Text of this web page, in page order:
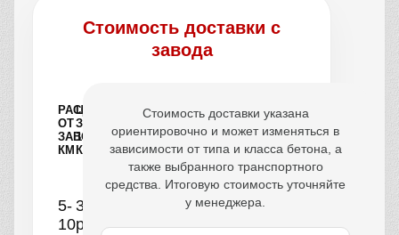
Стоимость доставки с
завода
РАССТОЯНИЕ
ОТ
ЗАВОДА,
КМ
ЦЕНА
ЗА
1
КУБ
5-
10
390
руб.
Стоимость доставки указана
ориентировочно и может изменяться в
зависимости от типа и класса бетона, а
также выбранного транспортного
средства. Итоговую стоимость уточняйте
у менеджера.